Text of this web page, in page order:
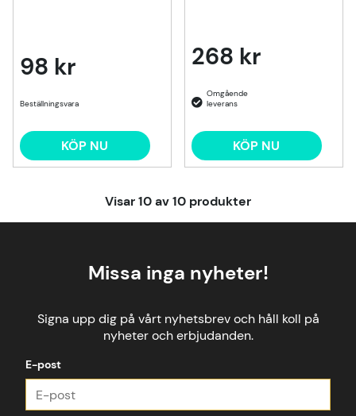
98 kr
Beställningsvara
KÖP NU
268 kr
KÖP NU
Visar10av10 produkter
Missa inga nyheter!
Signa upp dig på vårt nyhetsbrev och håll koll på
nyheter och erbjudanden.
E-post